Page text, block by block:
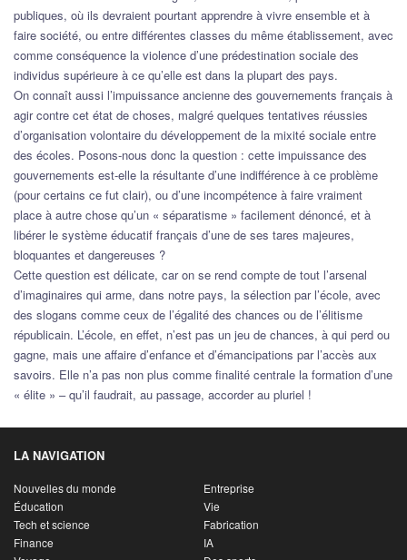
publiques, où ils devraient pourtant apprendre à vivre ensemble et à
faire société, ou entre différentes classes du même établissement, avec
comme conséquence la violence d’une prédestination sociale des
individus supérieure à ce qu’elle est dans la plupart des pays.
On connaît aussi l’impuissance ancienne des gouvernements français à
agir contre cet état de choses, malgré quelques tentatives réussies
d’organisation volontaire du développement de la mixité sociale entre
des écoles. Posons-nous donc la question : cette impuissance des
gouvernements est-elle la résultante d’une indifférence à ce problème
(pour certains ce fut clair), ou d’une incompétence à faire vraiment
place à autre chose qu’un « séparatisme » facilement dénoncé, et à
libérer le système éducatif français d’une de ses tares majeures,
bloquantes et dangereuses ?
Cette question est délicate, car on se rend compte de tout l’arsenal
d’imaginaires qui arme, dans notre pays, la sélection par l’école, avec
des slogans comme ceux de l’égalité des chances ou de l’élitisme
républicain. L’école, en effet, n’est pas un jeu de chances, à qui perd ou
gagne, mais une affaire d’enfance et d’émancipations par l’accès aux
savoirs. Elle n’a pas non plus comme finalité centrale la formation d’une
« élite » – qu’il faudrait, au passage, accorder au pluriel !
LA NAVIGATION
Nouvelles du monde
Entreprise
Éducation
Vie
Tech et science
Fabrication
Finance
IA